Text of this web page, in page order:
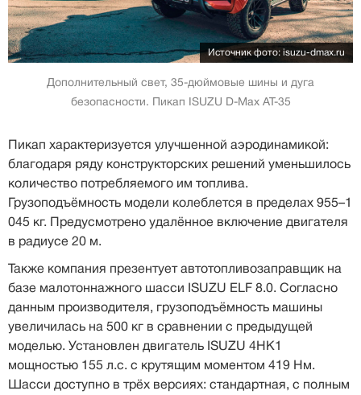
Источник фото: isuzu-dmax.ru
Дополнительный свет, 35-дюймовые шины и дуга
безопасности. Пикап ISUZU D-Max AT-35
Пикап характеризуется улучшенной аэродинамикой:
благодаря ряду конструкторских решений уменьшилось
количество потребляемого им топлива.
Грузоподъёмность модели колеблется в пределах 955–1
045 кг. Предусмотрено удалённое включение двигателя
в радиусе 20 м.
Также компания презентует автотопливозаправщик на
базе малотоннажного шасси ISUZU ELF 8.0. Согласно
данным производителя, грузоподъёмность машины
увеличилась на 500 кг в сравнении с предыдущей
моделью. Установлен двигатель ISUZU 4HK1
мощностью 155 л.с. с крутящим моментом 419 Нм.
Шасси доступно в трёх версиях: стандартная, с полным